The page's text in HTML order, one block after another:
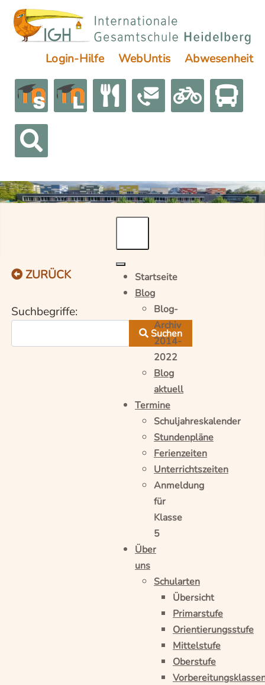
Login-Hilfe WebUntis Abwesenheit
Startseite
Blog
Blog-
Archiv
2014-
2022
Blog
aktuell
Termine
Schuljahreskalender
Stundenpläne
Ferienzeiten
Unterrichtszeiten
Anmeldung
für
Klasse
5
Über
uns
Schularten
Übersicht
Primarstufe
Orientierungsstufe
Mittelstufe
Oberstufe
ZURÜCK
Suchformular
Suchbegriffe:
Type 2 or more characters for results.
Suchen